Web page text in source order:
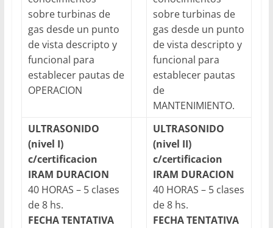
sobre turbinas de
gas desde un punto
de vista descripto y
funcional para
establecer pautas de
OPERACION
sobre turbinas de
gas desde un punto
de vista descripto y
funcional para
establecer pautas
de
MANTENIMIENTO.
ULTRASONIDO
(nivel I)
c/certificacion
IRAM DURACION
40 HORAS – 5 clases
de 8 hs.
FECHA TENTATIVA
ULTRASONIDO
(nivel II)
c/certificacion
IRAM DURACION
40 HORAS – 5 clases
de 8 hs.
FECHA TENTATIVA